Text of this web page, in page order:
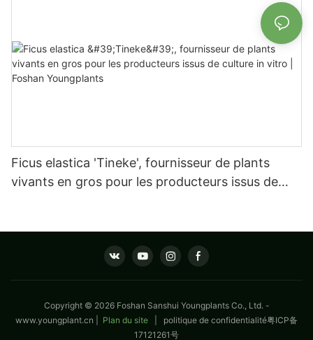
Ficus elastica 'Tineke', fournisseur de plants
vivants en gros pour les producteurs issus de
Copyright © 2026 Foshan Sanshui Youngplants Co., Ltd. -
www.youngplant.cn
Plan du site politique de confidentialité粤ICP备
17121261号